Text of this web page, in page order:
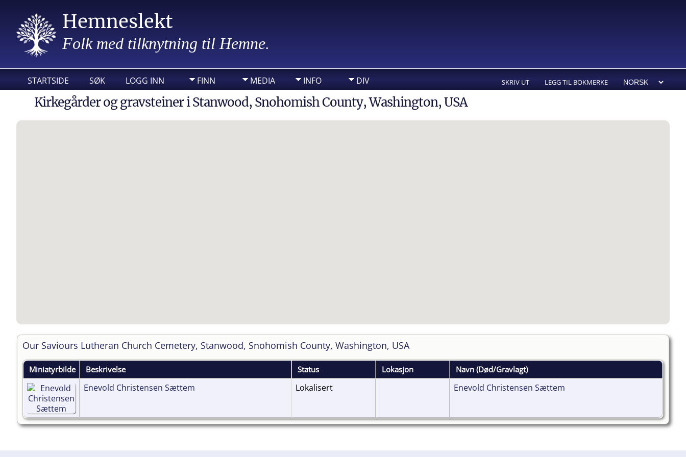
Hemneslekt
Folk med tilknytning til Hemne.
STARTSIDE SØK LOGG INN FINN MEDIA INFO DIV SKRIV UT LEGG TIL BOKMERKE
Kirkegårder og gravsteiner i Stanwood, Snohomish County, Washington, USA
Our Saviours Lutheran Church Cemetery, Stanwood, Snohomish County, Washington, USA
Miniatyrbilde Beskrivelse Status Lokasjon Navn (Død/Gravlagt)
Enevold Christensen Sættem Lokalisert Enevold Christensen Sættem